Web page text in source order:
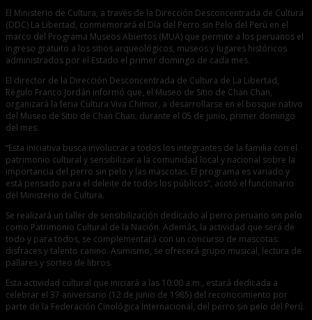
El Ministerio de Cultura, a través de la Dirección Desconcentrada de Cultura
(DDC) La Libertad, conmemorará el Día del Perro sin Pelo del Perú en el
marco del Programa Museos Abiertos (MUA) que permite a los peruanos el
ingreso gratuito a los sitios arqueológicos, museos y lugares históricos
administrados por el Estado el primer domingo de cada mes.
El director de la Dirección Desconcentrada de Cultura de La Libertad,
Régulo Franco Jordán informó que, el Museo de Sitio de Chan Chan,
organizará la feria Cultura Viva Chimor, a desarrollarse en el bosque nativo
del Museo de Sitio de Chan Chan, durante el 05 de junio, primer domingo
del mes.
“Esta iniciativa busca involucrar a todos los integrantes de la familia con el
patrimonio cultural y sensibilizar a la comunidad local y nacional sobre la
importancia del perro sin pelo y las mascotas. El programa es variado y
está pensado para el deleite de todos los públicos”, acotó el funcionario
del Ministerio de Cultura.
Se realizará un taller de sensibilización dedicado al perro peruano sin pelo
como Patrimonio Cultural de la Nación. Además, la actividad que será de
todo y para todos, se complementará con un concurso de mascotas:
disfraces y talento canino. Asimismo, se ofrecerá grupo musical, lectura de
pallares y sorteo de libros.
Esta actividad cultural que iniciará a las 10:00 a.m., estará dedicada a
celebrar el 37 aniversario (12 de junio de 1985) del reconocimiento por
parte de la Federación Cinológica Internacional, del perro sin pelo del Perú.